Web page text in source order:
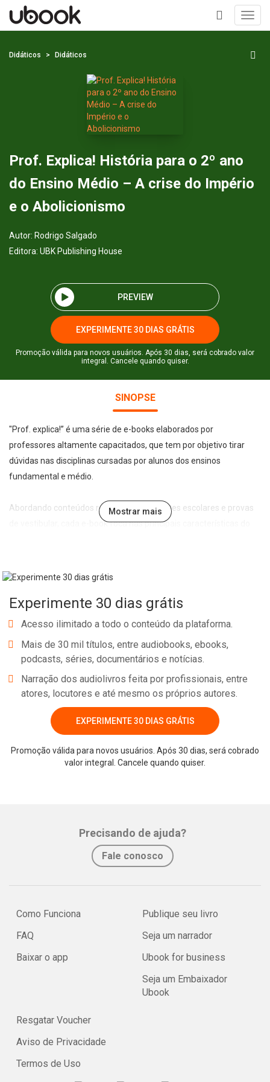
+
Didáticos Didáticos
Prof. Explica! História para o 2º ano
do Ensino Médio – A crise do Império
e o Abolicionismo
Autor: Rodrigo Salgado
Editora: UBK Publishing House
PREVIEW
EXPERIMENTE 30 DIAS GRÁTIS
Promoção válida para novos usuários. Após 30 dias, será cobrado valor
integral. Cancele quando quiser.
SINOPSE
"Prof. explica!” é uma série de e-books elaborados por
professores altamente capacitados, que tem por objetivo tirar
dúvidas nas disciplinas cursadas por alunos dos ensinos
fundamental e médio.
Abordando conteúdos recorrentes em testes escolares e provas
de vestibular, cada e-book foca nas principais características do
serão vistos a crise do Império brasileiro e o Abolicionismo!
Mostrar mais
Experimente 30 dias grátis
Acesso ilimitado a todo o conteúdo da plataforma.
Mais de 30 mil títulos, entre audiobooks, ebooks,
podcasts, séries, documentários e notícias.
Narração dos audiolivros feita por profissionais, entre
atores, locutores e até mesmo os próprios autores.
EXPERIMENTE 30 DIAS GRÁTIS
Promoção válida para novos usuários. Após 30 dias, será cobrado
valor integral. Cancele quando quiser.
Precisando de ajuda?
Fale conosco
Como Funciona
FAQ
Baixar o app
Publique seu livro
Seja um narrador
Ubook for business
Seja um Embaixador
Ubook
Resgatar Voucher
Aviso de Privacidade
Termos de Uso
Whatsapp Facebook Twitter E-mail